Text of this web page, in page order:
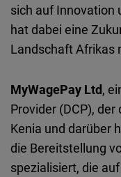
sich auf Innovation
hat dabei eine
Landschaft Afrikas
MyWagePay Ltd,
Provider (DCP),
Kenia und darüber
die Bereitstellung
spezialisiert, die
Podigee
Embed
D.Vinci
Embed
Typeform
Embed